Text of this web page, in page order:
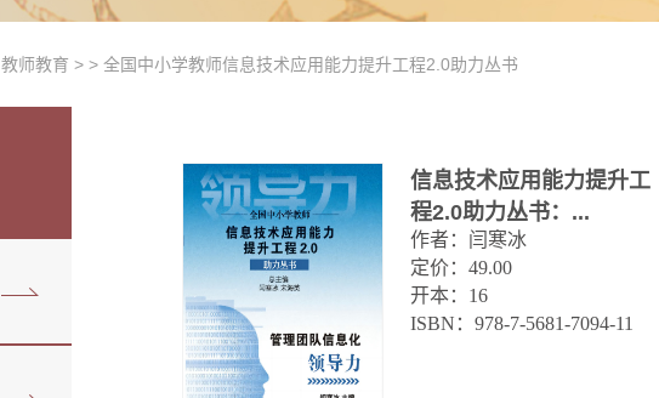
教师教育 > > 全国中小学教师信息技术应用能力提升工程2.0助力丛书
信息技术应用能力提升工
程2.0助力丛书：...
作者：闫寒冰
定价：49.00
开本：16
ISBN：978-7-5681-7094-11